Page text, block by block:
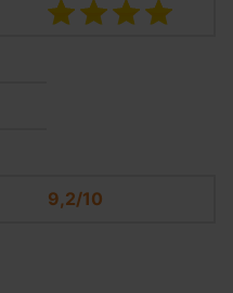
9,2/10